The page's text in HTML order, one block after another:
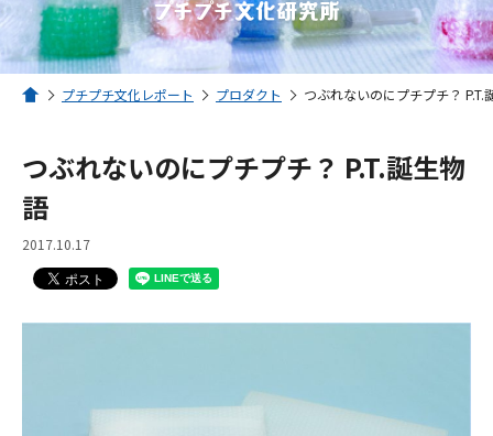
メニューを閉じる
ホーム
プチプチ文化レポート プロダクト つぶれないのにプチプチ？ P.T.
つぶれないのにプチプチ？ P.T.誕生物
語
2017.10.17